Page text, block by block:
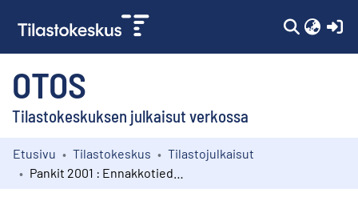
OTOS
Tilastokeskuksen julkaisut verkossa
Kokoelmat
Etusivu Tilastokeskus
Tilastojulkaisut